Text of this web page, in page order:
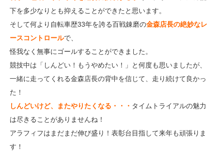
下を多少なりとも抑えることができたと思います。
そして何より自転車歴33年を誇る百戦錬磨の金森店長の絶妙なレ
ースコントロールで、
怪我なく無事にゴールすることができました。
競技中は「しんどい！もうやめたい！」と何度も思いましたが、
一緒に走ってくれる金森店長の背中を信じて、走り続けて良かっ
た！
しんどいけど、またやりたくなる・・・ タイムトライアルの魅力
は尽きることがありませんね！
アラフィフはまだまだ伸び盛り！表彰台目指して来年も頑張りま
す！